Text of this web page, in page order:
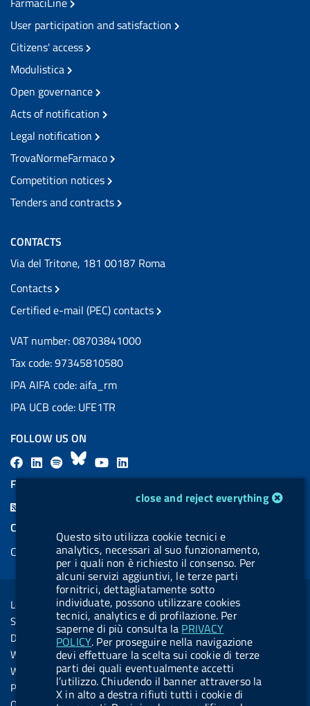
cookie management moduleclose and reject everything
Questo sito utilizza cookie tecnici e
analytics, necessari al suo funzionamento,
per i quali non è richiesto il consenso. Per
alcuni servizi aggiuntivi, le terze parti
fornitrici, dettagliatamente sotto
individuate, possono utilizzare cookies
tecnici, analytics e di profilazione. Per
saperne di più consulta la PRIVACY
POLICY. Per proseguire nella navigazione
devi effettuare la scelta sui cookie di terze
parti dei quali eventualmente accetti
l’utilizzo. Chiudendo il banner attraverso la
X in alto a destra rifiuti tutti i cookie di
User participation and satisfaction
Citizens' access
Modulistica
Open governance
Acts of notification
Legal notification
TrovaNormeFarmaco
Competition notices
Tenders and contracts
CONTACTS
Via del Tritone, 181 00187 Roma
Contacts
Certified e-mail (PEC) contacts
VAT number: 08703841000
Tax code: 97345810580
IPA AIFA code: aifa_rm
IPA UCB code: UFE1TR
FOLLOW US ON
F
a
L
i
a
l
.
b
u
t
t
o
n
.
B
l
s
k
y
Y
o
u
b
e
i
e
d
i
n
FEED RSS
COOKIES
Cookie management
Sezione Link Utili
Legal notice
Social Media Policy
Dichiarazione di accessibilità
Web accessibility
Website statistics
Privacy